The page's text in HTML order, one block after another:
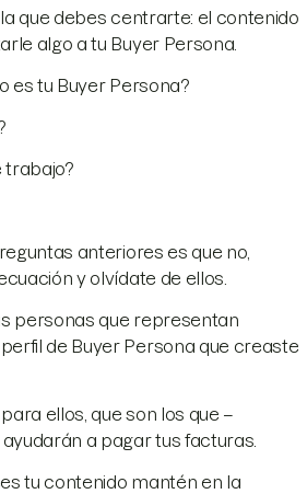
que debes centrarte: el contenido
algo a tu Buyer Persona.
es tu Buyer Persona?
trabajo?
anteriores es que no,
y olvídate de ellos.
personas que representan
de Buyer Persona que creaste
ellos, que son los que –
a pagar tus facturas.
tu contenido mantén en la